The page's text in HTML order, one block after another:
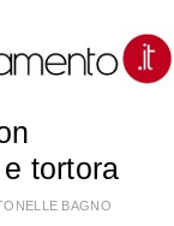
tortora
BAGNO